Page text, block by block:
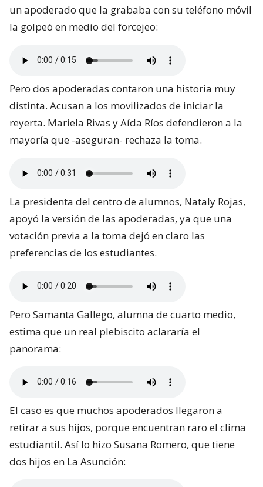
un apoderado que la grababa con su teléfono móvil
la golpeó en medio del forcejeo:
Pero dos apoderadas contaron una historia muy
distinta. Acusan a los movilizados de iniciar la
reyerta. Mariela Rivas y Aída Ríos defendieron a la
mayoría que -aseguran- rechaza la toma.
La presidenta del centro de alumnos, Nataly Rojas,
apoyó la versión de las apoderadas, ya que una
votación previa a la toma dejó en claro las
preferencias de los estudiantes.
Pero Samanta Gallego, alumna de cuarto medio,
estima que un real plebiscito aclararía el
panorama:
El caso es que muchos apoderados llegaron a
retirar a sus hijos, porque encuentran raro el clima
estudiantil. Así lo hizo Susana Romero, que tiene
dos hijos en La Asunción: